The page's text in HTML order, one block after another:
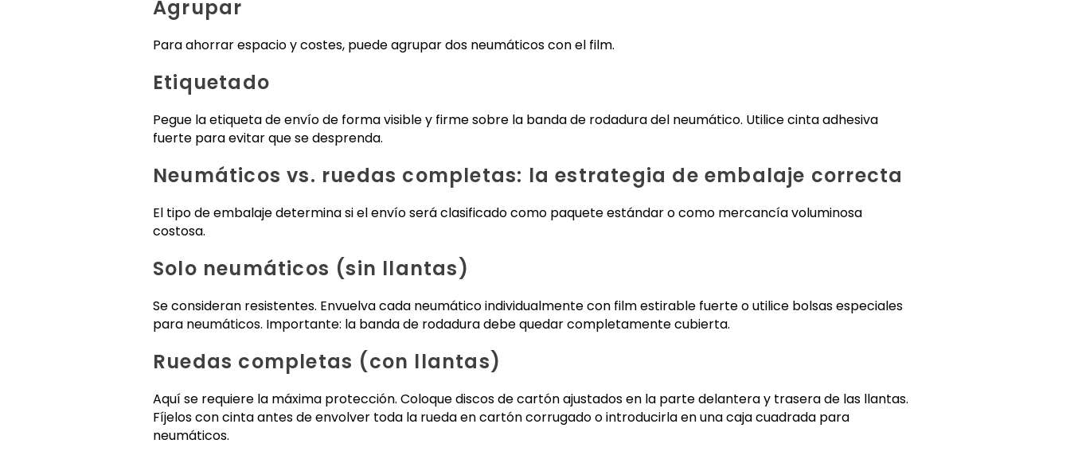
Agrupar
Para ahorrar espacio y costes, puede agrupar dos neumáticos con el film.
Etiquetado
Pegue la etiqueta de envío de forma visible y firme sobre la banda de rodadura del neumático. Utilice cinta adhesiva
fuerte para evitar que se desprenda.
Neumáticos vs. ruedas completas: la estrategia de embalaje correcta
El tipo de embalaje determina si el envío será clasificado como paquete estándar o como mercancía voluminosa
costosa.
Solo neumáticos (sin llantas)
Se consideran resistentes. Envuelva cada neumático individualmente con film estirable fuerte o utilice bolsas especiales
para neumáticos. Importante: la banda de rodadura debe quedar completamente cubierta.
Ruedas completas (con llantas)
Aquí se requiere la máxima protección. Coloque discos de cartón ajustados en la parte delantera y trasera de las llantas.
Fíjelos con cinta antes de envolver toda la rueda en cartón corrugado o introducirla en una caja cuadrada para
neumáticos.